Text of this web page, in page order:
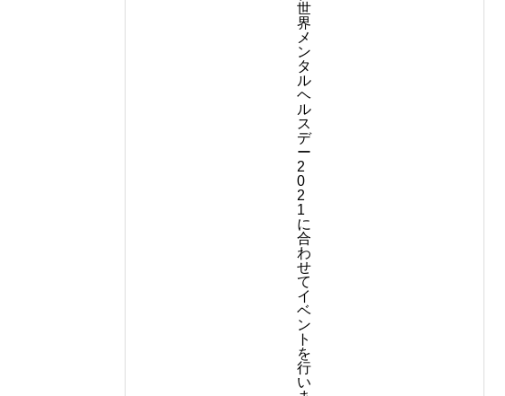
世
界
メ
ン
タ
ル
ヘ
ル
ス
デ
ー
2
0
2
1
に
合
わ
せ
て
イ
ベ
ン
ト
を
行
い